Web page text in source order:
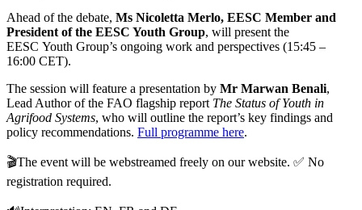
Ahead of the debate, Ms Nicoletta Merlo, EESC Member and
President of the EESC Youth Group, will present the
EESC Youth Group’s ongoing work and perspectives (15:45 –
16:00 CET).
The session will feature a presentation by Mr Marwan Benali,
Lead Author of the FAO flagship report The Status of Youth in
Agrifood Systems, who will outline the report’s key findings and
policy recommendations. Full programme here.
🎬The event will be webstreamed freely on our website. ✅ No
registration required.